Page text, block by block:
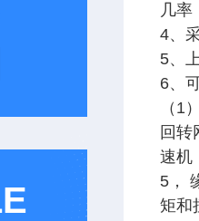
几率
4、
5、
6、
（1
回转
速机
5，
矩和